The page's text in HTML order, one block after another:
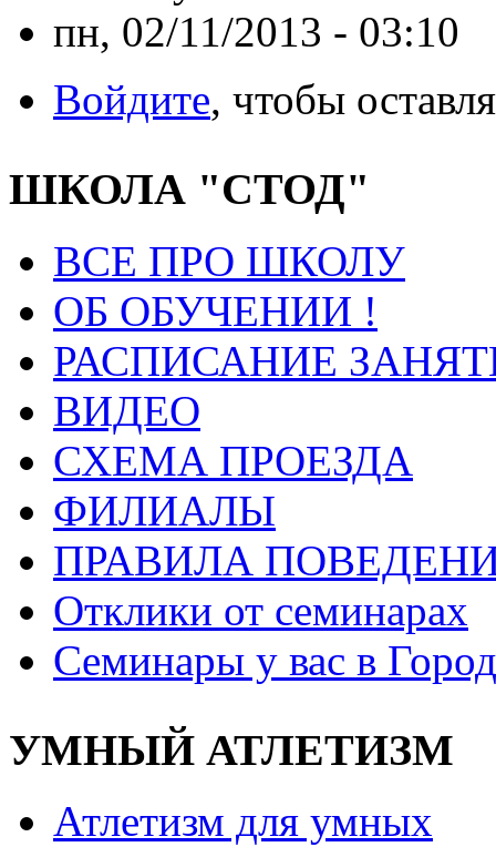
пн, 02/11/2013 - 03:10
Войдите, чтобы
ШКОЛА "СТОД"
ВСЕ ПРО ШКОЛУ
ОБ ОБУЧЕНИИ !
РАСПИСАНИЕ
ВИДЕО
СХЕМА ПРОЕЗДА
ФИЛИАЛЫ
ПРАВИЛА
Отклики от семинарах
Семинары у вас в
УМНЫЙ АТЛЕТИЗМ
Атлетизм для умных